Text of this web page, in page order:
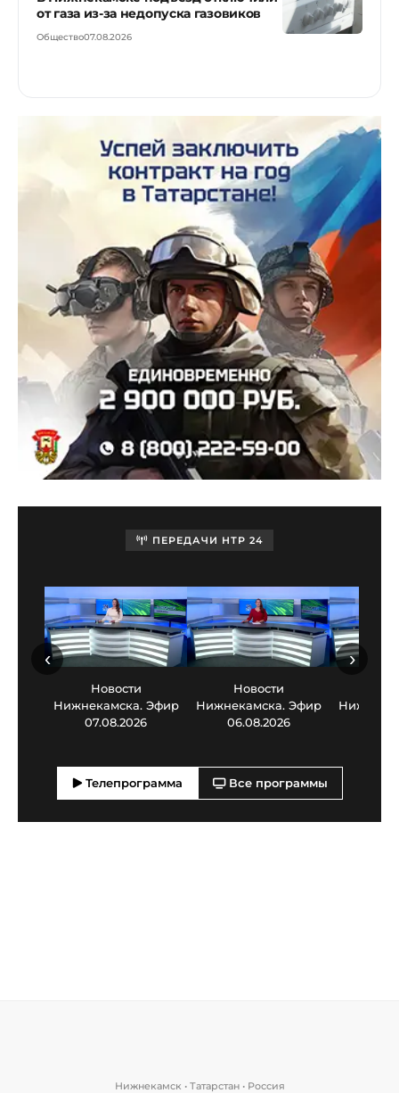
от газа из-за недопуска газовиков
Общество07.08.2026
ПЕРЕДАЧИ НТР 24
Новости
Нижнекамска. Эфир
07.08.2026
Новости
Нижнекамска. Эфир
06.08.2026
‹ ›
Телепрограмма Все программы
Нижнекамск • Татарстан • Россия